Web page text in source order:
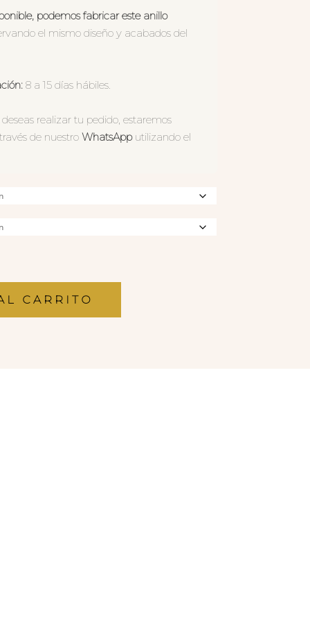
podemos fabricar este anillo
el mismo diseño y acabados del
8 a 15 días hábiles.
realizar tu pedido, estaremos
de nuestroWhatsApputilizando el
CARRITO